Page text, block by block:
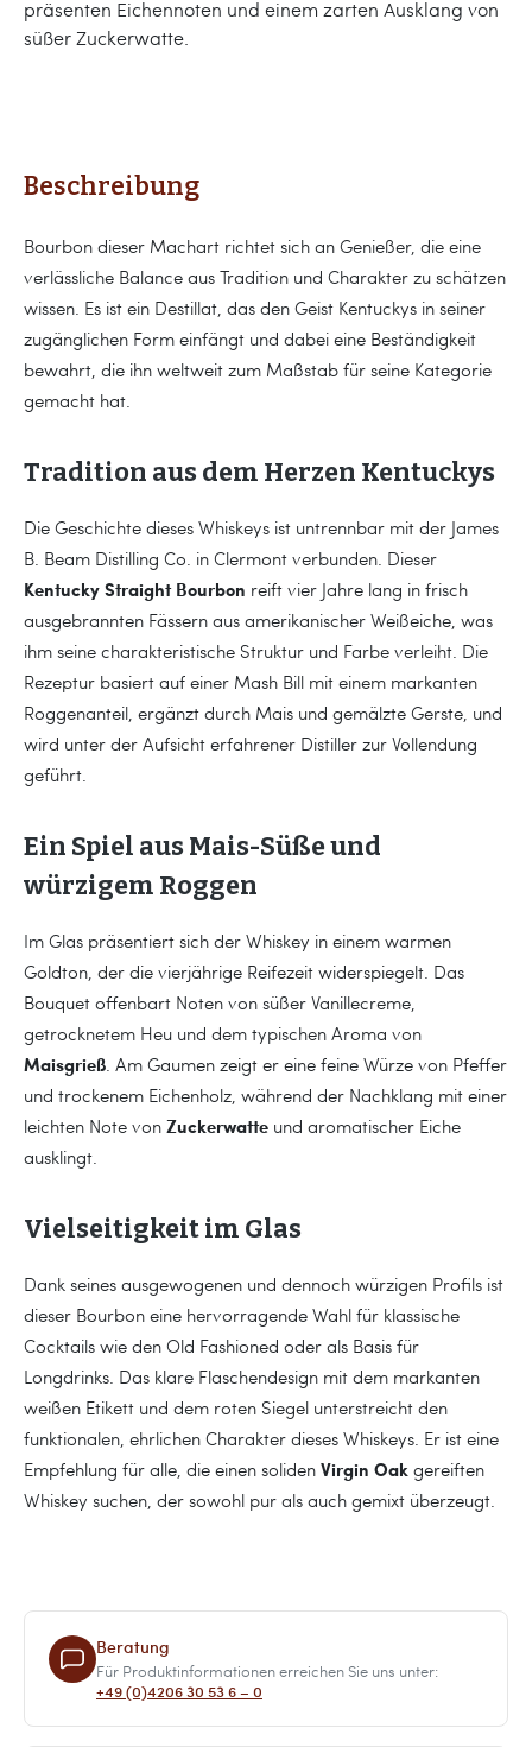
präsenten Eichennoten und einem zarten Ausklang von
süßer Zuckerwatte.
Beschreibung
Bourbon dieser Machart richtet sich an Genießer, die eine
verlässliche Balance aus Tradition und Charakter zu schätzen
wissen. Es ist ein Destillat, das den Geist Kentuckys in seiner
zugänglichen Form einfängt und dabei eine Beständigkeit
bewahrt, die ihn weltweit zum Maßstab für seine Kategorie
gemacht hat.
Tradition aus dem Herzen Kentuckys
Die Geschichte dieses Whiskeys ist untrennbar mit der James
B. Beam Distilling Co. in Clermont verbunden. Dieser
Kentucky Straight Bourbon reift vier Jahre lang in frisch
ausgebrannten Fässern aus amerikanischer Weißeiche, was
ihm seine charakteristische Struktur und Farbe verleiht. Die
Rezeptur basiert auf einer Mash Bill mit einem markanten
Roggenanteil, ergänzt durch Mais und gemälzte Gerste, und
wird unter der Aufsicht erfahrener Distiller zur Vollendung
geführt.
Ein Spiel aus Mais-Süße und
würzigem Roggen
Im Glas präsentiert sich der Whiskey in einem warmen
Goldton, der die vierjährige Reifezeit widerspiegelt. Das
Bouquet offenbart Noten von süßer Vanillecreme,
getrocknetem Heu und dem typischen Aroma von
Maisgrieß . Am Gaumen zeigt er eine feine Würze von Pfeffer
und trockenem Eichenholz, während der Nachklang mit einer
leichten Note von Zuckerwatte und aromatischer Eiche
ausklingt.
Vielseitigkeit im Glas
Dank seines ausgewogenen und dennoch würzigen Profils ist
dieser Bourbon eine hervorragende Wahl für klassische
Cocktails wie den Old Fashioned oder als Basis für
Longdrinks. Das klare Flaschendesign mit dem markanten
weißen Etikett und dem roten Siegel unterstreicht den
funktionalen, ehrlichen Charakter dieses Whiskeys. Er ist eine
Empfehlung für alle, die einen soliden Virgin Oak gereiften
Whiskey suchen, der sowohl pur als auch gemixt überzeugt.
Beratung
Für Produktinformationen erreichen Sie uns unter:
+49 (0)4206 30 53 6 – 0